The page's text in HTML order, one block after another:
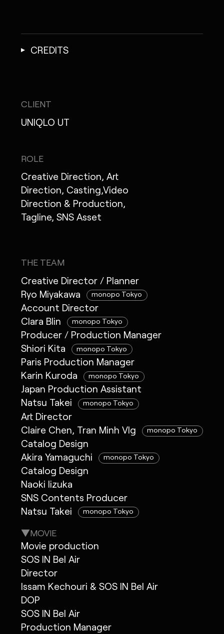
CREDITS
CLIENT
UNIQLO UT
ROLE
Creative Direction, Art
Direction, Casting,Video
Direction & Production,
Tagline, SNS Asset
THE TEAM
Creative Director / Planner
Ryo Miyakawa
monopo Tokyo
Account Director
Clara Blin
monopo Tokyo
Producer / Production Manager
Shiori Kita
monopo Tokyo
Paris Production Manager
Karin Kuroda
monopo Tokyo
Japan Production Assistant
Natsu Takei
monopo Tokyo
Art Director
Claire Chen, Tran Minh Vlg
monopo Tokyo
Catalog Design
Akira Yamaguchi
monopo Tokyo
Catalog Design
Naoki Iizuka
SNS Contents Producer
Natsu Takei
monopo Tokyo
▼MOVIE
Movie production
SOS IN Bel Air
Director
Issam Kechouri & SOS IN Bel Air
DOP
SOS IN Bel Air
Production Manager